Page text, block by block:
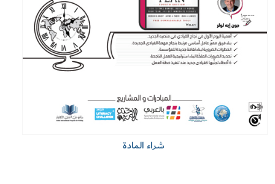
شراء المادة